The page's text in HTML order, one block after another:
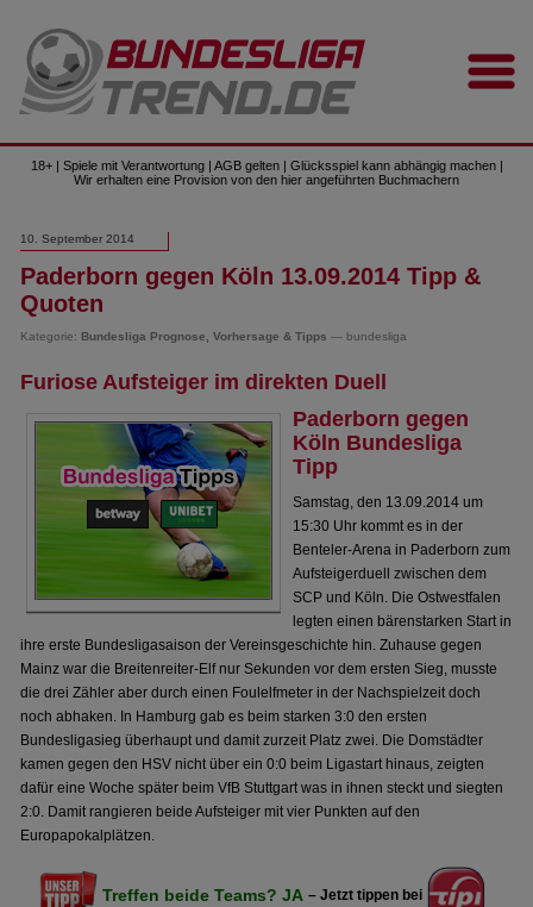
18+ | Spiele mit Verantwortung | AGB gelten | Glücksspiel kann abhängig machen |
Wir erhalten eine Provision von den hier angeführten Buchmachern
10. September 2014
Paderborn gegen Köln 13.09.2014 Tipp &
Quoten
Kategorie: Bundesliga Prognose, Vorhersage & Tipps — bundesliga
Furiose Aufsteiger im direkten Duell
Paderborn gegen
Köln Bundesliga
Tipp
Samstag, den 13.09.2014 um
15:30 Uhr kommt es in der
Benteler-Arena in Paderborn zum
Aufsteigerduell zwischen dem
SCP und Köln. Die Ostwestfalen
legten einen bärenstarken Start in
ihre erste Bundesligasaison der Vereinsgeschichte hin. Zuhause gegen
Mainz war die Breitenreiter-Elf nur Sekunden vor dem ersten Sieg, musste
die drei Zähler aber durch einen Foulelfmeter in der Nachspielzeit doch
noch abhaken. In Hamburg gab es beim starken 3:0 den ersten
Bundesligasieg überhaupt und damit zurzeit Platz zwei. Die Domstädter
kamen gegen den HSV nicht über ein 0:0 beim Ligastart hinaus, zeigten
dafür eine Woche später beim VfB Stuttgart was in ihnen steckt und siegten
2:0. Damit rangieren beide Aufsteiger mit vier Punkten auf den
Europapokalplätzen.
Treffen beide Teams? JA – Jetzt tippen bei